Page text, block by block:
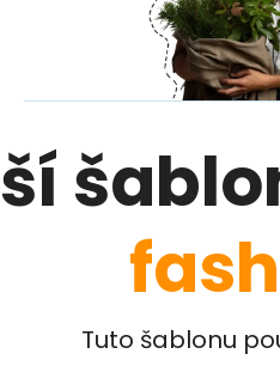
Tuto šablonu